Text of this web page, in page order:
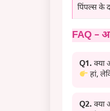
पिंपल्स के
FAQ –
Q1. क्या
हां,
Q2. क्या